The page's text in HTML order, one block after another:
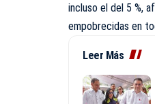
incluso el del 5 %,
empobrecidas en
Leer Más